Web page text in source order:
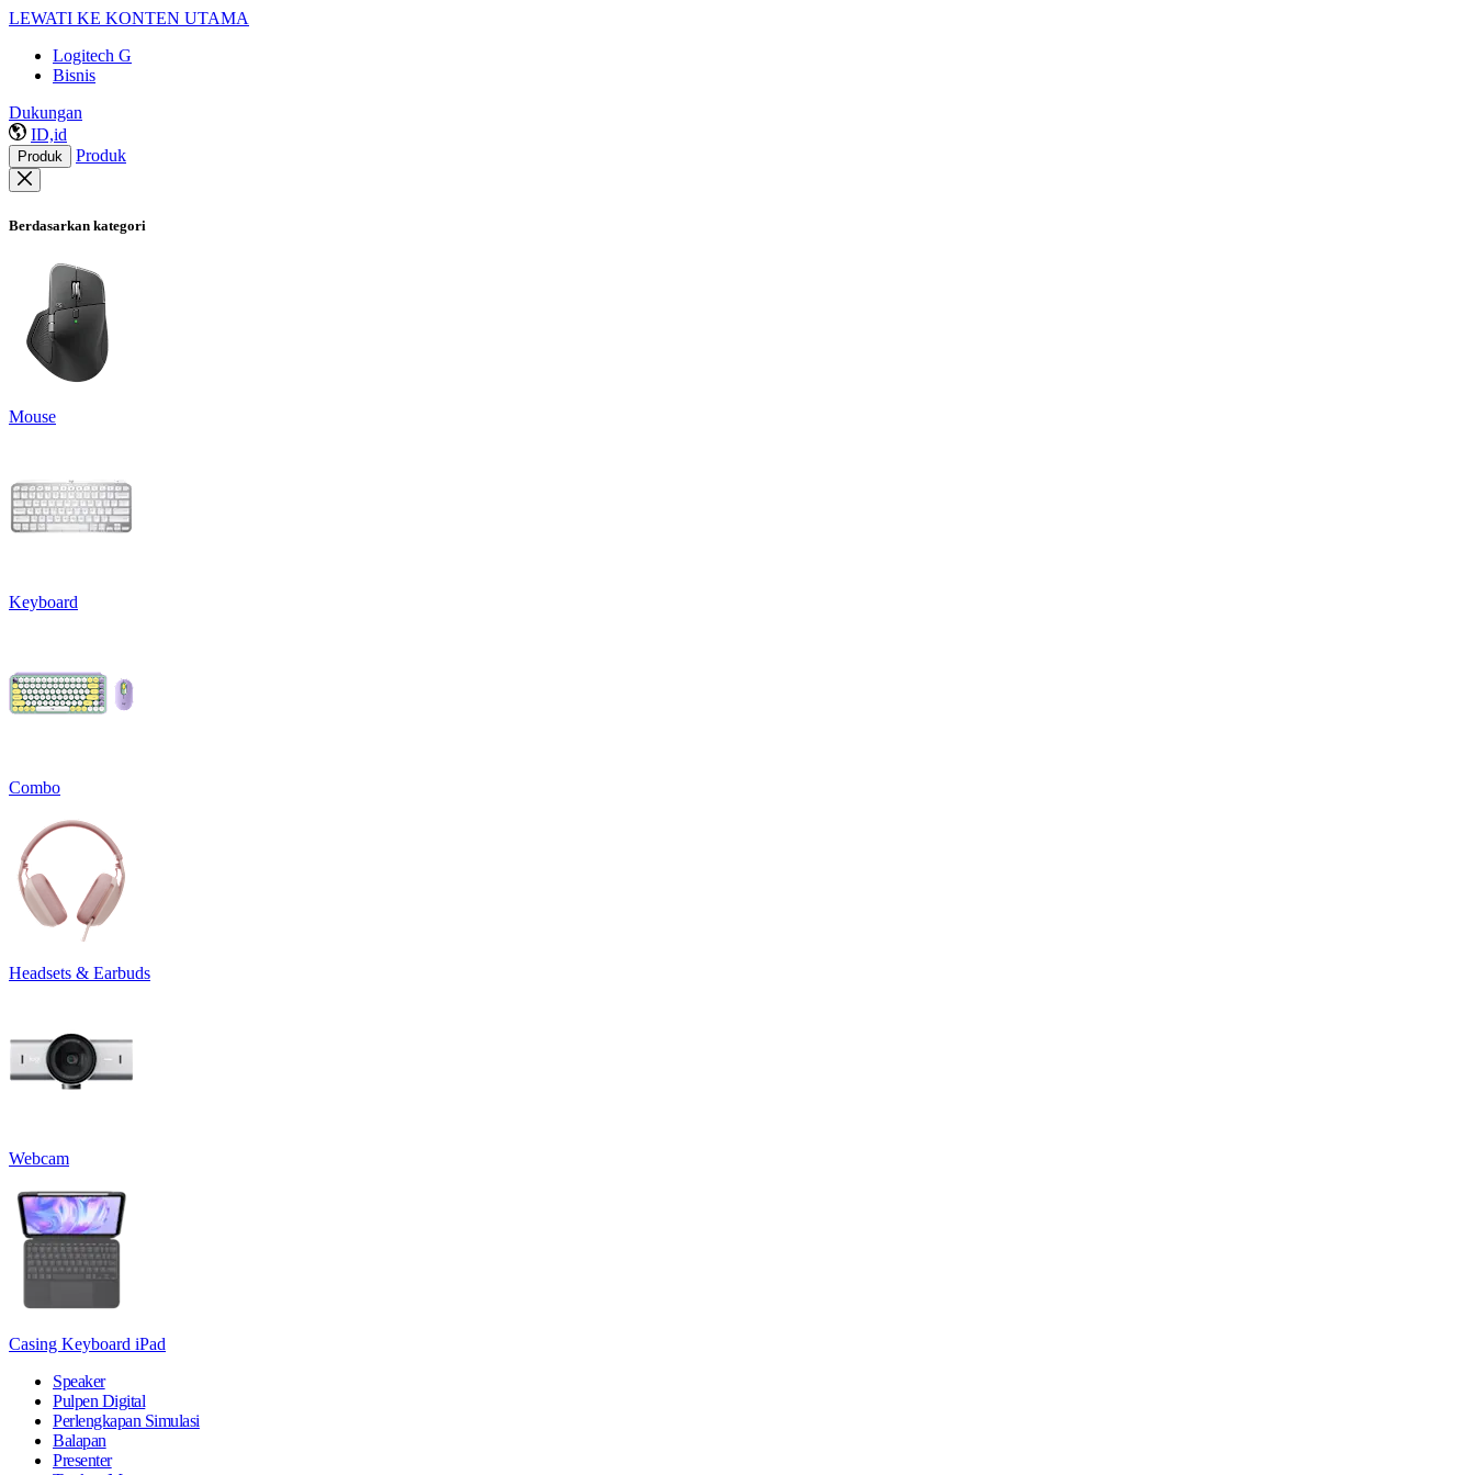
LEWATI KE KONTEN UTAMA
Logitech G
Bisnis
Dukungan
ID,id
Produk Produk
Berdasarkan kategori
Mouse
Keyboard
Combo
Headsets & Earbuds
Webcam
Casing Keyboard iPad
Speaker
Pulpen Digital
Perlengkapan Simulasi
Balapan
Presenter